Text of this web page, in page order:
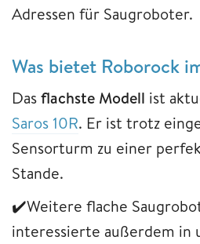
Adressen für Saugroboter.
Was bietet Roborock
Dasflachste Modell ist
Saros 10R. Er ist trotz
Sensorturm zu einer
Stande.
✔️Weitere flache
interessierte außerdem in